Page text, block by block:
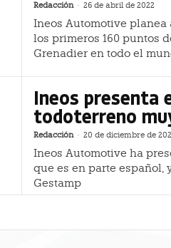
Redacción - 26 de abril de 2022
Ineos Automotive planea
los primeros 160 puntos
Grenadier en todo el
Ineos presenta
todoterreno
Redacción - 20 de diciembre de
Ineos Automotive ha
que es en parte
Gestamp